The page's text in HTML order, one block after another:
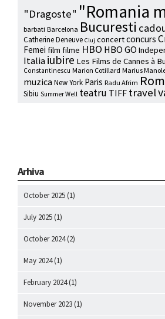
"Dragoste" "Romania
barbati Barcelona Bucuresti
Catherine Deneuve Cluj concertconcurs
Femei film filme HBO HBO GO
Italiaiubire Les Films de Cannes à
Constantinescu Marion Cotillard Marius
muzica New York Paris Radu Afrim
Sibiu Summer Well teatru TIFF travel
Arhiva
October 2025 (1)
July 2025 (1)
October 2024(2)
May 2024(1)
February 2024(1)
November 2023 (1)